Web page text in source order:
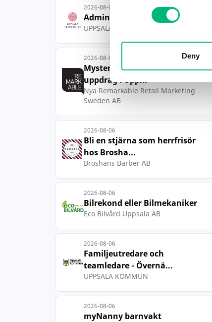
Deny
2026-08-07
Administratör
UPPSALA UNIVERSITET
2026-08-06
Mystery Shopper sökes till
uppdrag i Upp...
Nya Remarkable Retail Marketing
Sweden AB
2026-08-06
Bli en stjärna som herrfrisör
hos Brosha...
Broshans Barber AB
2026-08-06
Bilrekond eller Bilmekaniker
Eco Bilvård Uppsala AB
2026-08-06
Familjeutredare och
teamledare - Övernä...
UPPSALA KOMMUN
2026-08-06
myNanny barnvakt